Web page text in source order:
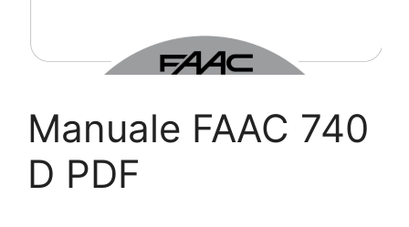
Manuale FAAC 740
D PDF